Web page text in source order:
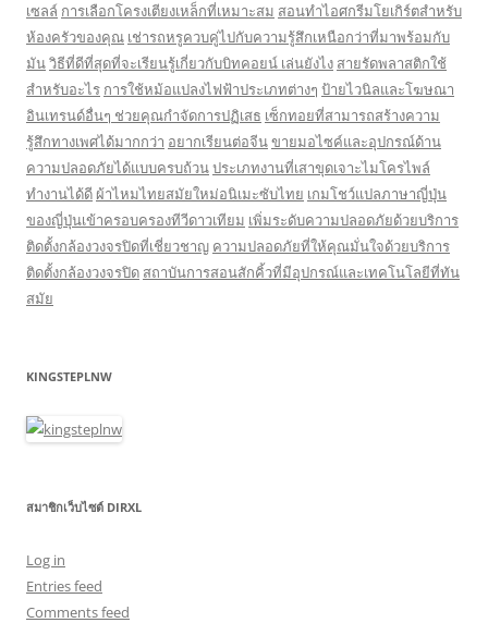
เซลล์ การเลือกโครงเตียงเหล็กที่เหมาะสม สอนทำไอศกรีมโยเกิร์ตสำหรับ
ห้องครัวของคุณ เช่ารถหรูควบคู่ไปกับความรู้สึกเหนือกว่าที่มาพร้อมกับ
มันวิธีที่ดีที่สุดที่จะเรียนรู้เกี่ยวกับบิทคอยน์ เล่นยังไง สายรัดพลาสติกใช้
สำหรับอะไร การใช้หม้อแปลงไฟฟ้าประเภทต่างๆ ป้ายไวนิลและโฆษณา
อินเทรนด์อื่นๆ ช่วยคุณกำจัดการปฏิเสธ เซ็กทอยที่สามารถสร้างความ
รู้สึกทางเพศได้มากกว่า อยากเรียนต่อจีนขายมอไซค์และอุปกรณ์ด้าน
ความปลอดภัยได้แบบครบถ้วนประเภทงานที่เสาขุดเจาะไมโครไพล์
ทำงานได้ดี ผ้าไหมไทยสมัยใหม่อนิเมะซับไทย เกมโชว์แปลภาษาญี่ปุ่น
ของญี่ปุ่นเข้าครอบครองทีวีดาวเทียม เพิ่มระดับความปลอดภัยด้วยบริการ
ติดตั้งกล้องวงจรปิดที่เชี่ยวชาญ ความปลอดภัยที่ให้คุณมั่นใจด้วยบริการ
ติดตั้งกล้องวงจรปิด สถาบันการสอนสักคิ้วที่มีอุปกรณ์และเทคโนโลยีที่ทัน
สมัย
KINGSTEPLNW
สมาชิกเว็บไซต์ DIRXL
Log in
Entries feed
Comments feed